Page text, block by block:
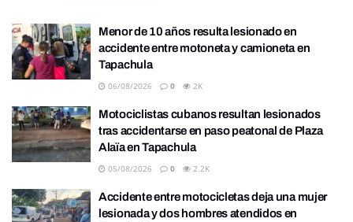
Menor de 10 años resulta lesionado en
accidente entre motoneta y camioneta en
Tapachula
06/08/2026 0 2K
Motociclistas cubanos resultan lesionados
tras accidentarse en paso peatonal de Plaza
Alaïa en Tapachula
05/08/2026 0 2.2K
Accidente entre motocicletas deja una mujer
lesionada y dos hombres atendidos en